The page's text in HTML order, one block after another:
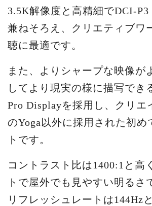
3.5K解像度と高精細でDCI-P3
兼ねそろえ、クリエティブワ
聴に最適です。
また、よりシャープな映像が
してより現実の様に描写でき
Pro Displayを採用し、クリエ
のYoga以外に採用された初め
トです。
コントラスト比は1400:1と高
トで屋外でも見やすい明るさ
リフレッシュレートは144Hz